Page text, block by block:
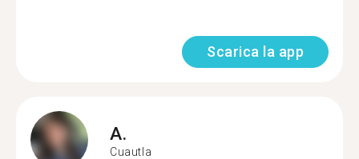
Scarica la app
A.
Cuautla